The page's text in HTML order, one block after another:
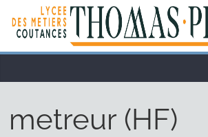
metreur (HF)
Cookies management panel